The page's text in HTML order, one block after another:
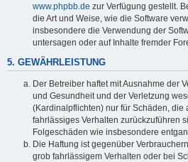
www.phpbb.de zur Verfügung gestellt.
die Art und Weise, wie die Software
insbesondere die Verwendung der
untersagen oder auf Inhalte fremder
5. GEWÄHRLEISTUNG
Der Betreiber haftet mit Ausnahme der
und Gesundheit und der Verletzung
(Kardinalpflichten) nur für Schäden, die
fahrlässiges Verhalten zurückzuführen
Folgeschäden wie insbesondere
Die Haftung ist gegenüber
grob fahrlässigem Verhalten oder bei